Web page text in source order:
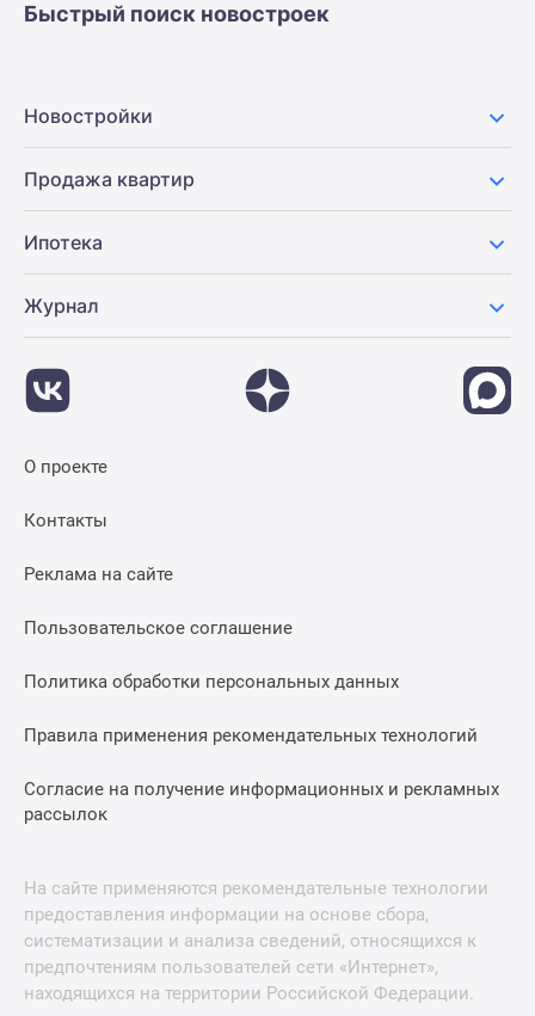
Быстрый поиск новостроек
Новостройки
Продажа квартир
Ипотека
Журнал
О проекте
Контакты
Реклама на сайте
Пользовательское соглашение
Политика обработки персональных данных
Правила применения рекомендательных технологий
Согласие на получение информационных и рекламных
рассылок
На сайте применяются рекомендательные технологии
предоставления информации на основе сбора,
систематизации и анализа сведений, относящихся к
предпочтениям пользователей сети «Интернет»,
находящихся на территории Российской Федерации.